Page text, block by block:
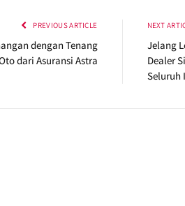
PREVIOUS ARTICLE
dengan Tenang
dari Asuransi Astra
NEXT
Jelang
Dealer
Seluruh